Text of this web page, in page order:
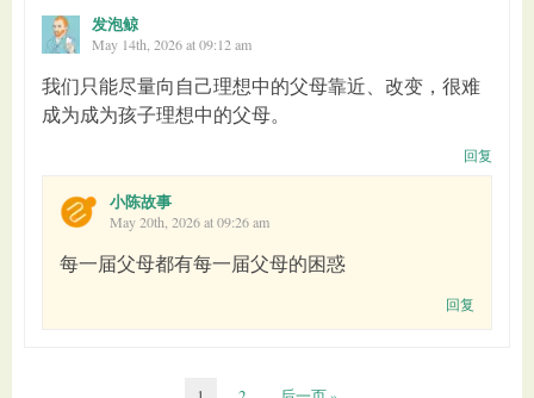
发泡鲸
May 14th, 2026 at 09:12 am
我们只能尽量向自己理想中的父母靠近、改变，很难
成为成为孩子理想中的父母。
回复
小陈故事
May 20th, 2026 at 09:26 am
每一届父母都有每一届父母的困惑
回复